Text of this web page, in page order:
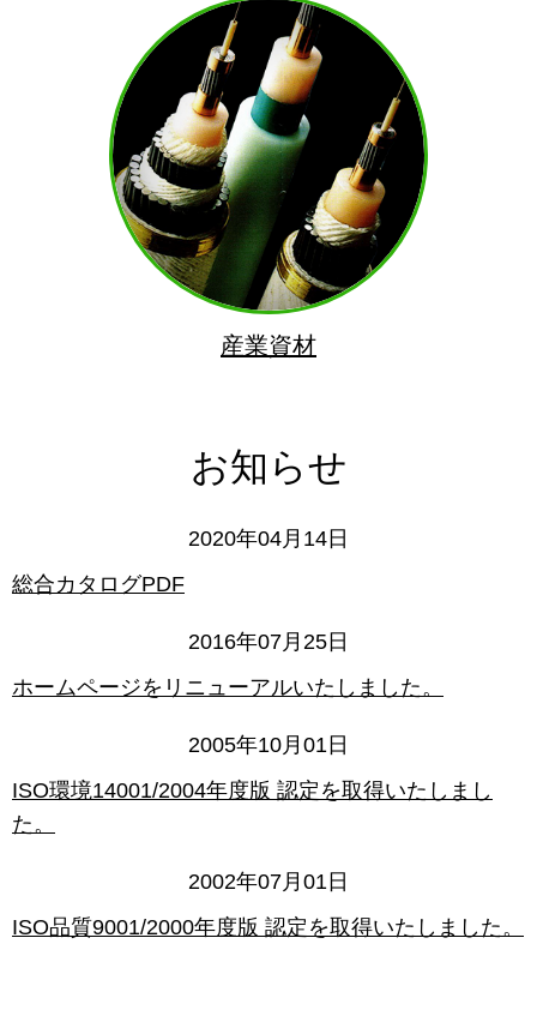
産業資材
お知らせ
2020年04月14日
総合カタログPDF
2016年07月25日
ホームページをリニューアルいたしました。
2005年10月01日
ISO環境14001/2004年度版 認定を取得いたしまし
た。
2002年07月01日
ISO品質9001/2000年度版 認定を取得いたしました。